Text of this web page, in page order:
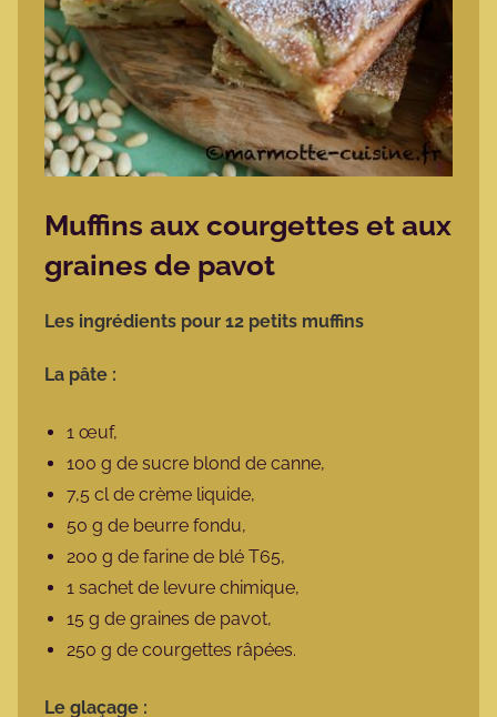
Muffins aux courgettes et aux
graines de pavot
Les ingrédients pour 12 petits muffins
La pâte :
1 œuf,
100 g de sucre blond de canne,
7,5 cl de crème liquide,
50 g de beurre fondu,
200 g de farine de blé T65,
1 sachet de levure chimique,
15 g de graines de pavot,
250 g de courgettes râpées.
Le glaçage :